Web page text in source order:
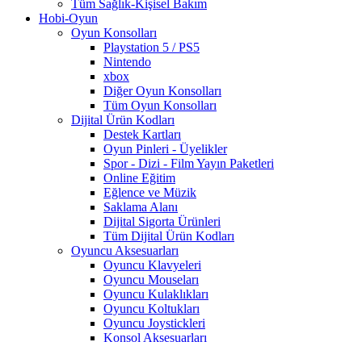
Tüm Sağlık-Kişisel Bakım
Hobi-Oyun
Oyun Konsolları
Playstation 5 / PS5
Nintendo
xbox
Diğer Oyun Konsolları
Tüm Oyun Konsolları
Dijital Ürün Kodları
Destek Kartları
Oyun Pinleri - Üyelikler
Spor - Dizi - Film Yayın Paketleri
Online Eğitim
Eğlence ve Müzik
Saklama Alanı
Dijital Sigorta Ürünleri
Tüm Dijital Ürün Kodları
Oyuncu Aksesuarları
Oyuncu Klavyeleri
Oyuncu Mouseları
Oyuncu Kulaklıkları
Oyuncu Koltukları
Oyuncu Joystickleri
Konsol Aksesuarları